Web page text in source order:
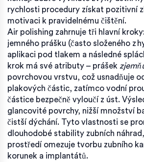
rychlosti procedury získat pozitivní
motivaci k pravidelnému čištění.
Air polishing zahrnuje tři hlavní
jemného prášku (často složeného z
aplikaci pod tlakem a následné
krok má své atributy – prášek
povrchovou vrstvu, což usnadňuje
plakových částic, zatímco vodní
částice bezpečně vyloučí z úst.
glancovité povrchy, nižší množství
čistší dýchání. Tyto vlastnosti se
dlouhodobé stability zubních
prostředí omezuje tvorbu zubního
korunek a implantátů.